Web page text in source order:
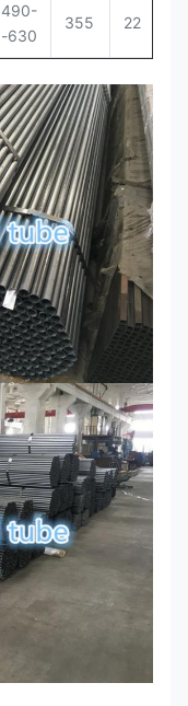
490-
-630
355 22